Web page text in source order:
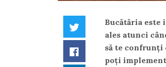
Twitter
Facebook
Bucătăria este
ales atunci
să te confrunți
poți